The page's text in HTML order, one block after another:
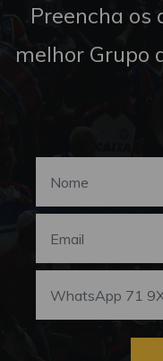
Preencha os
melhor Grupo